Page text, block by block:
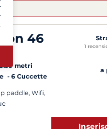
46
metri
6 Cuccette
paddle, Wifi,
1
a